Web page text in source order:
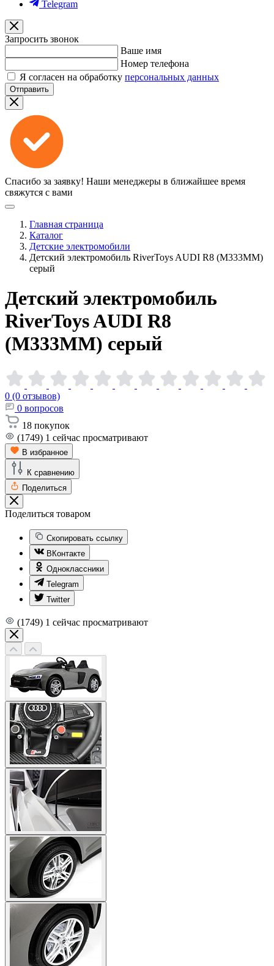
Telegram
Запросить звонок
Ваше имя
Номер телефона
Я согласен на обработку персональных данных
Отправить
Спасибо за заявку! Наши менеджеры в ближайшее время
свяжутся с вами
Главная страница
Каталог
Детские электромобили
Детский электромобиль RiverToys AUDI R8 (M333MM)
серый
Детский электромобиль
RiverToys AUDI R8
(M333MM) серый
0 (0 отзывов)
0 вопросов
18 покупок
(1749) 1 сейчас просматривают
В избранное
К сравнению
Поделиться
Поделиться товаром
Скопировать ссылку
ВКонтакте
Одноклассники
Telegram
Twitter
(1749) 1 сейчас просматривают